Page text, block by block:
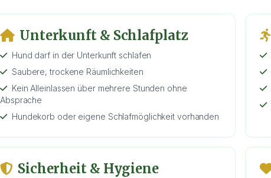
Unterkunft & Schlafplatz
Hund darf in der Unterkunft schlafen
Saubere, trockene Räumlichkeiten
Kein Alleinlassen über mehrere Stunden ohne
Absprache
Hundekorb oder eigene Schlafmöglichkeit vorhanden
Sicherheit & Hygiene